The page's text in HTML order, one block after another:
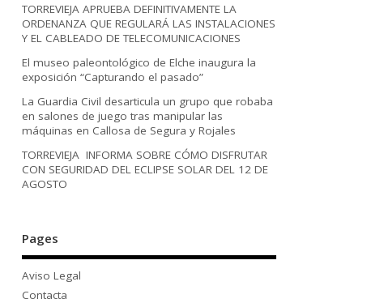
TORREVIEJA APRUEBA DEFINITIVAMENTE LA
ORDENANZA QUE REGULARÁ LAS INSTALACIONES
Y EL CABLEADO DE TELECOMUNICACIONES
El museo paleontológico de Elche inaugura la
exposición “Capturando el pasado”
La Guardia Civil desarticula un grupo que robaba
en salones de juego tras manipular las
máquinas en Callosa de Segura y Rojales
TORREVIEJA INFORMA SOBRE CÓMO DISFRUTAR
CON SEGURIDAD DEL ECLIPSE SOLAR DEL 12 DE
AGOSTO
Pages
Aviso Legal
Contacta